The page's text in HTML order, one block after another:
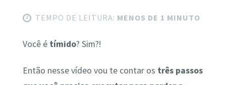
TEMPO DE LEITURA: MENOS DE 1 MINUTO
Você é tímido? Sim?!
Então nesse vídeo vou te contar os três passos